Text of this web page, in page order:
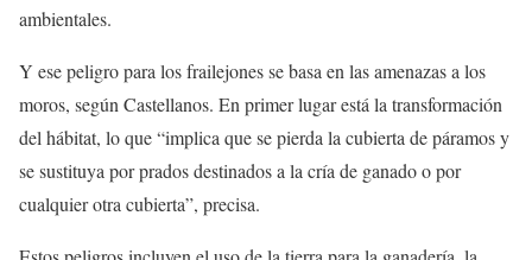
ambientales.
Y ese peligro para los frailejones se basa en las amenazas a los
moros, según Castellanos. En primer lugar está la transformación
del hábitat, lo que “implica que se pierda la cubierta de páramos y
se sustituya por prados destinados a la cría de ganado o por
cualquier otra cubierta”, precisa.